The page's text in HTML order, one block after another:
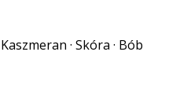
· Skóra · Bób